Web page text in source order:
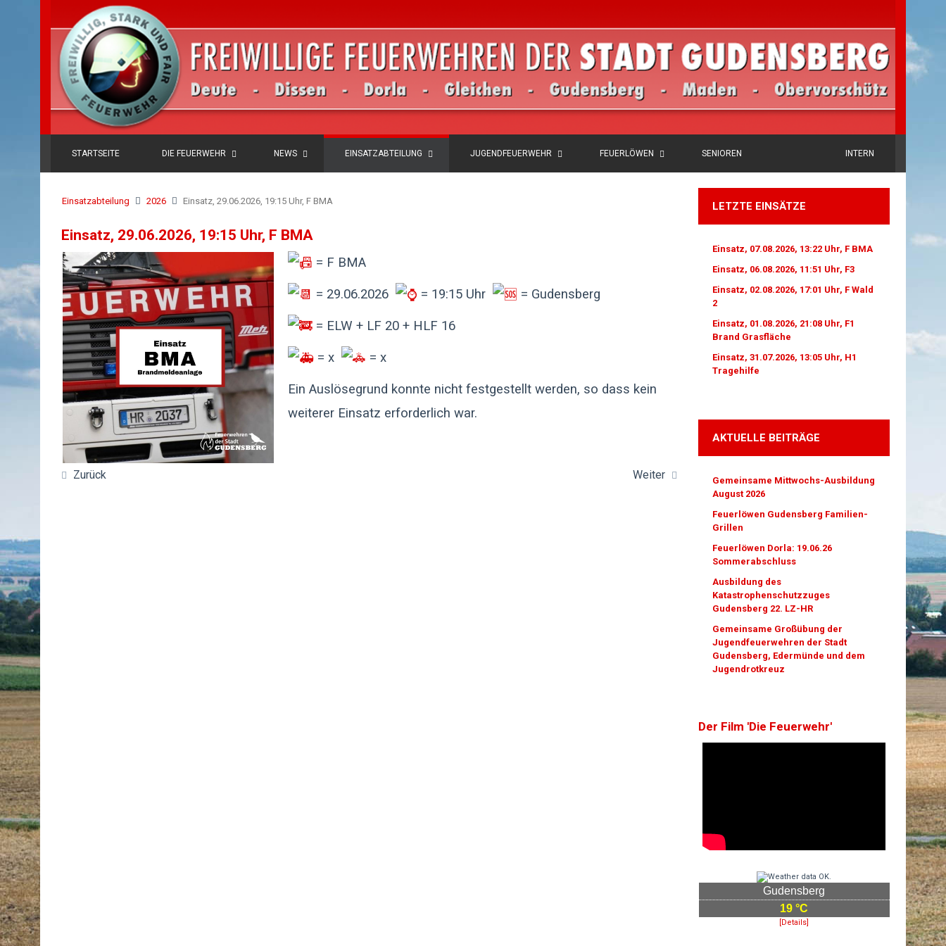
STARTSEITE DIE FEUERWEHR NEWS EINSATZABTEILUNG JUGENDFEUERWEHR FEUERLÖWEN SENIOREN INTERN
Einsatzabteilung 2026 Einsatz, 29.06.2026, 19:15 Uhr, F BMA
Einsatz, 29.06.2026, 19:15 Uhr, F BMA
= F BMA
= 29.06.2026 = 19:15 Uhr = Gudensberg
= ELW + LF 20 + HLF 16
= x = x
Ein Auslösegrund konnte nicht festgestellt werden, so dass kein
weiterer Einsatz erforderlich war.
Zurück Weiter
LETZTE EINSÄTZE
Einsatz, 07.08.2026, 13:22 Uhr, F BMA
Einsatz, 06.08.2026, 11:51 Uhr, F3
Einsatz, 02.08.2026, 17:01 Uhr, F Wald
2
Einsatz, 01.08.2026, 21:08 Uhr, F1
Brand Grasfläche
Einsatz, 31.07.2026, 13:05 Uhr, H1
Tragehilfe
AKTUELLE BEITRÄGE
Gemeinsame Mittwochs-Ausbildung
August 2026
Feuerlöwen Gudensberg Familien-
Grillen
Feuerlöwen Dorla: 19.06.26
Sommerabschluss
Ausbildung des
Katastrophenschutzzuges
Gudensberg 22. LZ-HR
Gemeinsame Großübung der
Jugendfeuerwehren der Stadt
Gudensberg, Edermünde und dem
Jugendrotkreuz
Der Film 'Die Feuerwehr'
Gudensberg
19 °C
[Details]